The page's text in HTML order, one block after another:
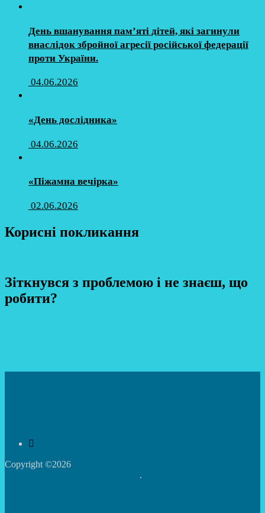
День вшанування пам’яті дітей, які загинули
внаслідок збройної агресії російської федерації
проти України.
04.06.2026
«День дослідника»
04.06.2026
«Піжамна вечірка»
02.06.2026
Корисні покликання
Зіткнувся з проблемою і не знаєш, що
робити?
Copyright ©2026
.